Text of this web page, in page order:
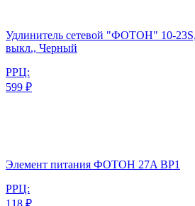
Удлинитель сетевой "ФОТОН" 10-
выкл., Черный
РРЦ:
599 ₽
Элемент питания ФОТОН 27A BP1
РРЦ: